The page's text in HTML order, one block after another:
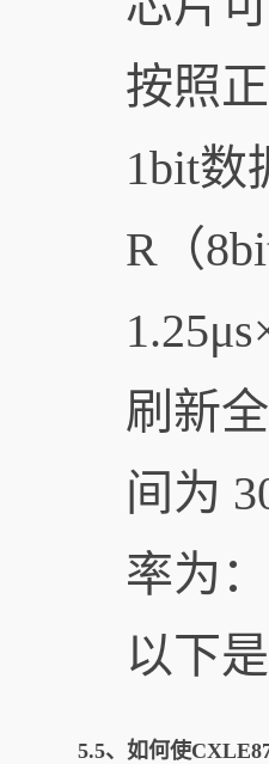
按照
1bit数
R（
刷新
间为
率为
以下
5.5、如何使